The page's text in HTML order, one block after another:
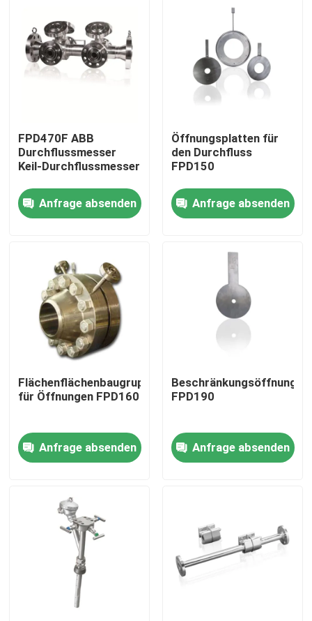
Startseite
Produkte
Videos
Über uns
Fabrik Tour
Qualitätskontrolle
Referenzen
PSA-Gasgenerator
FPD470F ABB
Durchflussmesser
Keil-Durchflussmesser
Anfrage absenden
Öffnungsplatten für
den Durchfluss
FPD150
Anfrage absenden
Flächenflächenbaugruppen
für Öffnungen FPD160
Anfrage absenden
FPD190
Anfrage absenden